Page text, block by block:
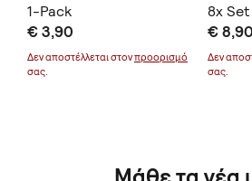
1-Pack
€ 3,90
Δεν αποστέλλεται στονπροορισμό
σας.
8x Set
€ 8,90
Δεν
σας.